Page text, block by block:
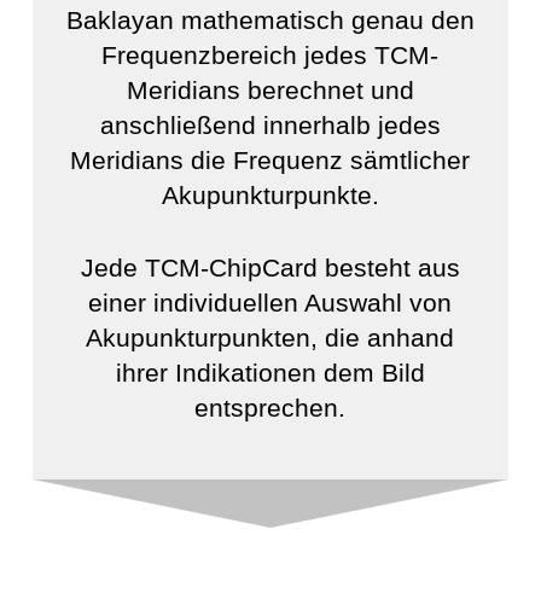
Baklayan mathematisch genau den
Frequenzbereich jedes TCM-
Meridians berechnet und
anschließend innerhalb jedes
Meridians die Frequenz sämtlicher
Akupunkturpunkte.
Jede TCM-ChipCard besteht aus
einer individuellen Auswahl von
Akupunkturpunkten, die anhand
ihrer Indikationen dem Bild
entsprechen.